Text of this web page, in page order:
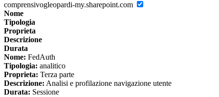
comprensivogleopardi-my.sharepoint.com
Nome
Tipologia
Proprieta
Descrizione
Durata
Nome: FedAuth
Tipologia: analitico
Proprieta: Terza parte
Descrizione: Analisi e profilazione navigazione utente
Durata: Sessione